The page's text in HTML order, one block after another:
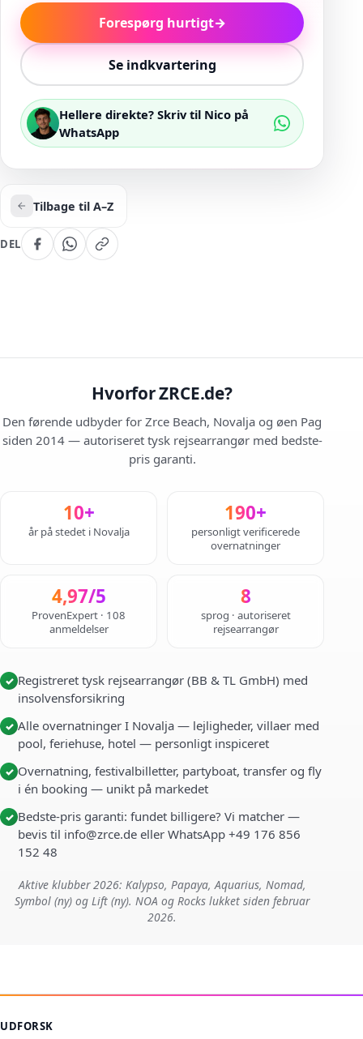
Forespørg hurtigt→
Se indkvartering
Hellere direkte? Skriv til Nico på
WhatsApp
Tilbage til A–Z
DEL
Hvorfor ZRCE.de?
Den førende udbyder for Zrce Beach, Novalja og øen Pag
siden 2014 — autoriseret tysk rejsearrangør med bedste-
pris garanti.
10+
år på stedet i Novalja
190+
personligt verificerede
overnatninger
4,97/5
ProvenExpert · 108
anmeldelser
8
sprog · autoriseret
rejsearrangør
✓ Registreret tysk rejsearrangør (BB & TL GmbH) med
insolvensforsikring
✓ Alle overnatninger I Novalja — lejligheder, villaer med
pool, feriehuse, hotel — personligt inspiceret
✓ Overnatning, festivalbilletter, partyboat, transfer og fly
i én booking — unikt på markedet
✓ Bedste-pris garanti: fundet billigere? Vi matcher —
bevis til info@zrce.de eller WhatsApp +49 176 856
152 48
Aktive klubber 2026: Kalypso, Papaya, Aquarius, Nomad,
Symbol (ny) og Lift (ny). NOA og Rocks lukket siden februar
2026.
UDFORSK